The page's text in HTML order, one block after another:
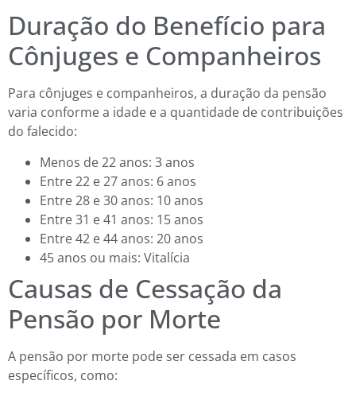
Duração do Benefício para
Cônjuges e Companheiros
Para cônjuges e companheiros, a duração da pensão
varia conforme a idade e a quantidade de contribuições
do falecido:
Menos de 22 anos: 3 anos
Entre 22 e 27 anos: 6 anos
Entre 28 e 30 anos: 10 anos
Entre 31 e 41 anos: 15 anos
Entre 42 e 44 anos: 20 anos
45 anos ou mais: Vitalícia
Causas de Cessação da
Pensão por Morte
A pensão por morte pode ser cessada em casos
específicos, como: